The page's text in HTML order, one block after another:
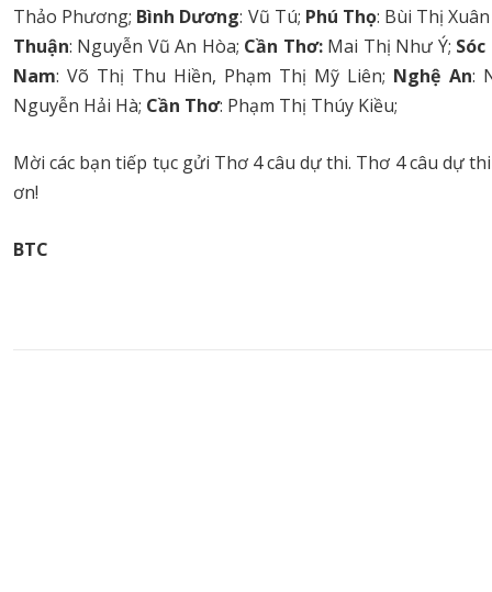
Thảo Phương; Bình Dương: Vũ Tú; Phú Thọ: Bùi Thị
Thuận: Nguyễn Vũ An Hòa; Cần Thơ:Mai Thị Như Ý;
Nam: Võ Thị Thu Hiền, Phạm Thị Mỹ Liên; Nghệ An:
Nguyễn Hải Hà; Cần Thơ: Phạm Thị Thúy Kiều;
Mời các bạn tiếp tục gửi Thơ 4 câu dự thi. Thơ 4 câu dự
ơn!
BTC